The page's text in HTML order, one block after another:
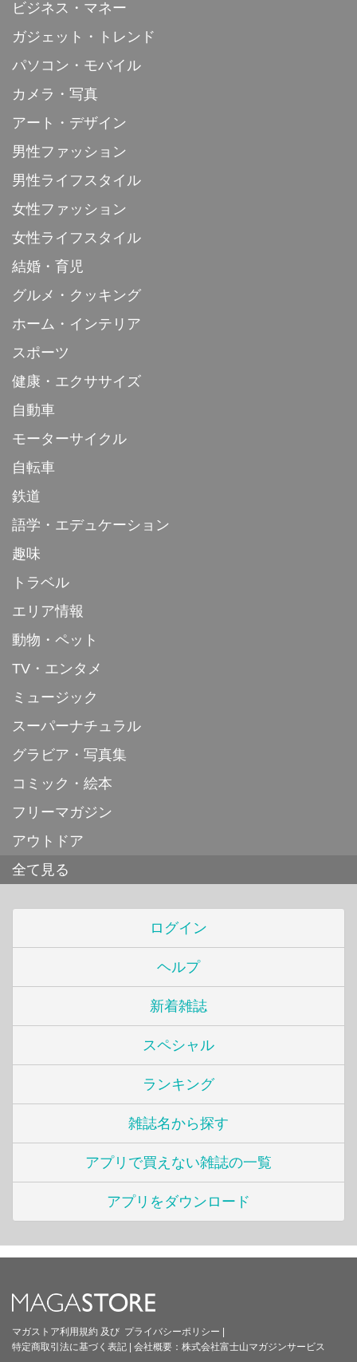
ビジネス・マネー
ガジェット・トレンド
パソコン・モバイル
カメラ・写真
アート・デザイン
男性ファッション
男性ライフスタイル
女性ファッション
女性ライフスタイル
結婚・育児
グルメ・クッキング
ホーム・インテリア
スポーツ
健康・エクササイズ
自動車
モーターサイクル
自転車
鉄道
語学・エデュケーション
趣味
トラベル
エリア情報
動物・ペット
TV・エンタメ
ミュージック
スーパーナチュラル
グラビア・写真集
コミック・絵本
フリーマガジン
アウトドア
全て見る
ログイン
ヘルプ
新着雑誌
スペシャル
ランキング
雑誌名から探す
アプリで買えない雑誌の一覧
アプリをダウンロード
マガストア利用規約 及び プライバシーポリシー |
特定商取引法に基づく表記 | 会社概要： 株式会社富士山マガジンサービス